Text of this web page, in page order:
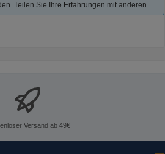
Teilen Sie Ihre Erfahrungen mit anderen.
Versand ab 49€